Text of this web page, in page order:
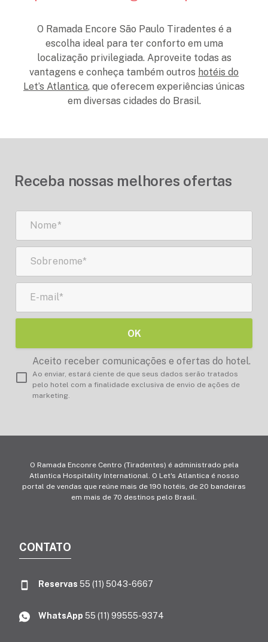
O Ramada Encore São Paulo Tiradentes é a
escolha ideal para ter conforto em uma
localização privilegiada. Aproveite todas as
vantagens e conheça também outros hotéis do
Let’s Atlantica, que oferecem experiências únicas
em diversas cidades do Brasil.
Receba nossas melhores ofertas
OK
Aceito receber comunicações e ofertas do hotel.
Ao enviar, estará ciente de que seus dados serão tratados
pelo hotel com a finalidade exclusiva de envio de ações de
marketing.
O Ramada Enconre Centro (Tiradentes) é administrado pela
Atlantica Hospitality International. O Let's Atlantica é nosso
portal de vendas que reúne mais de 190 hotéis, de 20 bandeiras
em mais de 70 destinos pelo Brasil.
CONTATO
Reservas 55 (11) 5043-6667
WhatsApp 55 (11) 99555-9374